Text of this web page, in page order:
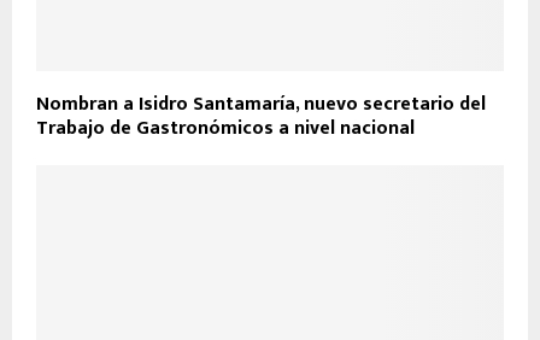
Nombran a Isidro Santamaría, nuevo secretario del
Trabajo de Gastronómicos a nivel nacional